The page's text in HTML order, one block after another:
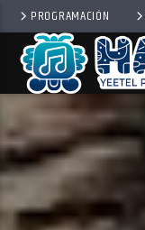
PROGRAMACIÓN